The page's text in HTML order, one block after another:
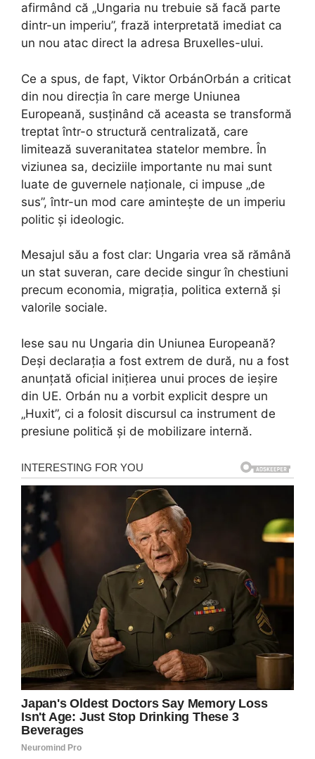
afirmând că „Ungaria nu trebuie să facă parte
dintr-un imperiu”, frază interpretată imediat ca
un nou atac direct la adresa Bruxelles-ului.
Ce a spus, de fapt, Viktor OrbánOrbán a criticat
din nou direcția în care merge Uniunea
Europeană, susținând că aceasta se transformă
treptat într-o structură centralizată, care
limitează suveranitatea statelor membre. În
viziunea sa, deciziile importante nu mai sunt
luate de guvernele naționale, ci impuse „de
sus”, într-un mod care amintește de un imperiu
politic și ideologic.
Mesajul său a fost clar: Ungaria vrea să rămână
un stat suveran, care decide singur în chestiuni
precum economia, migrația, politica externă și
valorile sociale.
Iese sau nu Ungaria din Uniunea Europeană?
Deși declarația a fost extrem de dură, nu a fost
anunțată oficial inițierea unui proces de ieșire
din UE. Orbán nu a vorbit explicit despre un
„Huxit”, ci a folosit discursul ca instrument de
presiune politică și de mobilizare internă.